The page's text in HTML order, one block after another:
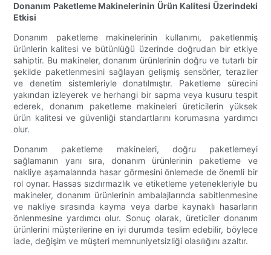
Donanım Paketleme Makinelerinin Ürün Kalitesi Üzerindeki
Etkisi
Donanım paketleme makinelerinin kullanımı, paketlenmiş
ürünlerin kalitesi ve bütünlüğü üzerinde doğrudan bir etkiye
sahiptir. Bu makineler, donanım ürünlerinin doğru ve tutarlı bir
şekilde paketlenmesini sağlayan gelişmiş sensörler, teraziler
ve denetim sistemleriyle donatılmıştır. Paketleme sürecini
yakından izleyerek ve herhangi bir sapma veya kusuru tespit
ederek, donanım paketleme makineleri üreticilerin yüksek
ürün kalitesi ve güvenliği standartlarını korumasına yardımcı
olur.
Donanım paketleme makineleri, doğru paketlemeyi
sağlamanın yanı sıra, donanım ürünlerinin paketleme ve
nakliye aşamalarında hasar görmesini önlemede de önemli bir
rol oynar. Hassas sızdırmazlık ve etiketleme yetenekleriyle bu
makineler, donanım ürünlerinin ambalajlarında sabitlenmesine
ve nakliye sırasında kayma veya darbe kaynaklı hasarların
önlenmesine yardımcı olur. Sonuç olarak, üreticiler donanım
ürünlerini müşterilerine en iyi durumda teslim edebilir, böylece
iade, değişim ve müşteri memnuniyetsizliği olasılığını azaltır.